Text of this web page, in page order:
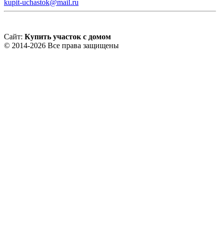
kupit-uchastok@mail.ru
Сайт: Купить участок с домом
© 2014-2026 Все права защищены